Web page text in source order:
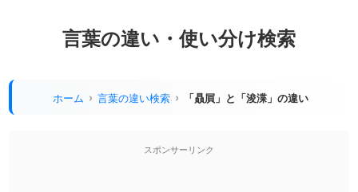
言葉の違い・使い分け検索
ホーム 言葉の違い検索 「贔屓」と「浚渫」の違い
スポンサーリンク